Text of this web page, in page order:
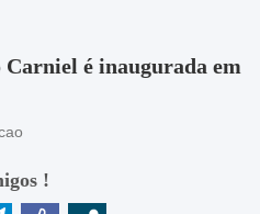
é inaugurada em
!